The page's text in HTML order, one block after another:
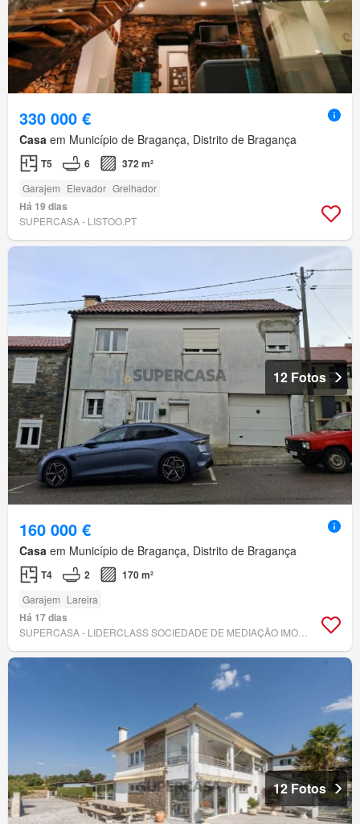
330 000 €
Casa em Município de Bragança, Distrito de Bragança
T5 6 372 m²
Garajem Elevador Grelhador
Há 19 dias
SUPERCASA - LISTOO.PT
12 Fotos
160 000 €
Casa em Município de Bragança, Distrito de Bragança
T4 2 170 m²
Garajem Lareira
Há 17 dias
12 Fotos